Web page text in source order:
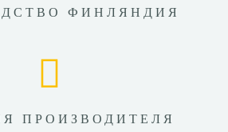
ФИНЛЯНДИЯ
ПРОИЗВОДИТЕЛЯ